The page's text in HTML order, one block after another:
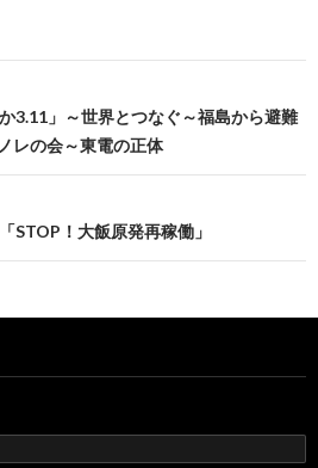
3.11」～世界とつなぐ～福島から避難
レの会～東電の正体
STOP！大飯原発再稼働」